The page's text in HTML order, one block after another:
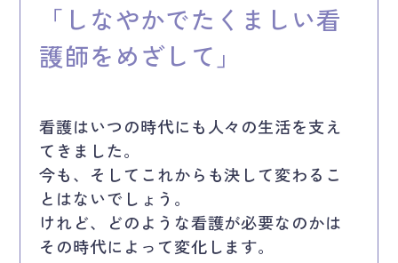
「しなやかでたくましい看
護師をめざして」
看護はいつの時代にも人々の生活を支え
てきました。
今も、そしてこれからも決して変わるこ
とはないでしょう。
けれど、どのような看護が必要なのかは
その時代によって変化します。